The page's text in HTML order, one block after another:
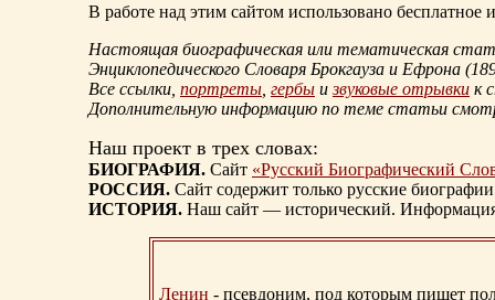
В работе над этим сайтом использовано
Настоящая биографическая или тематическая
Энциклопедического Словаря Брокгауза и Ефрона
Все ссылки, портреты, гербы и звуковые отрывки к
Дополнительную информацию по теме статьи
Наш проект в трех словах:
БИОГРАФИЯ. Сайт «Русский Биографический
РОССИЯ. Сайт содержит только русские
ИСТОРИЯ. Наш сайт — исторический. Информация,
Ленин - псевдоним, под которым пишет